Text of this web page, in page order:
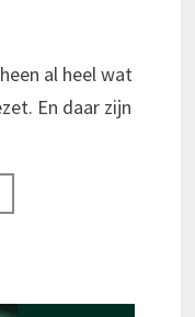
al heel wat
En daar zijn